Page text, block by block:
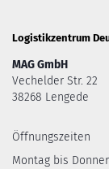
Logistikzentrum
MAG GmbH
Vechelder Str. 22
38268 Lengede
Öffnungszeiten
Montag bis